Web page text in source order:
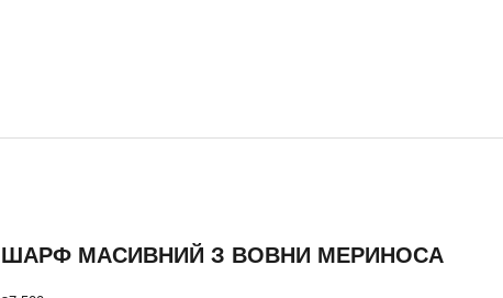
ШАРФ МАСИВНИЙ З ВОВНИ МЕРИНОСА